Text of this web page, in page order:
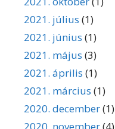
2021. július (1)
2021. június (1)
2021. május (3)
2021. április (1)
2021. március (1)
2020. december(1)
2020. november(4)